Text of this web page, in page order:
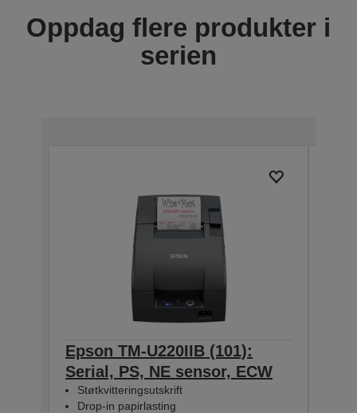
Oppdag flere produkter i
serien
Epson TM-U220IIB (101):
Serial, PS, NE sensor, ECW
Støtkvitteringsutskrift
Drop-in papirlasting